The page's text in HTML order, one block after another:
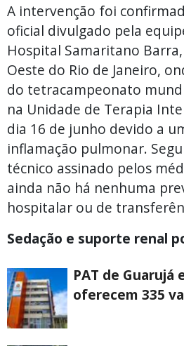
A intervenção foi
oficial divulgado pela
Hospital Samaritano
Oeste do Rio de Janeiro,
do tetracampeonato
na Unidade de Terapia
dia 16 de junho devido a
inflamação pulmonar.
técnico assinado pelos
ainda não há nenhuma
hospitalar ou de
Sedação e suporte renal
PAT de Guarujá
oferecem 335